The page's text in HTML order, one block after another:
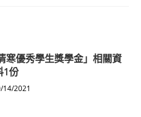
寒優秀學生獎學金」相關資
1份
14/2021